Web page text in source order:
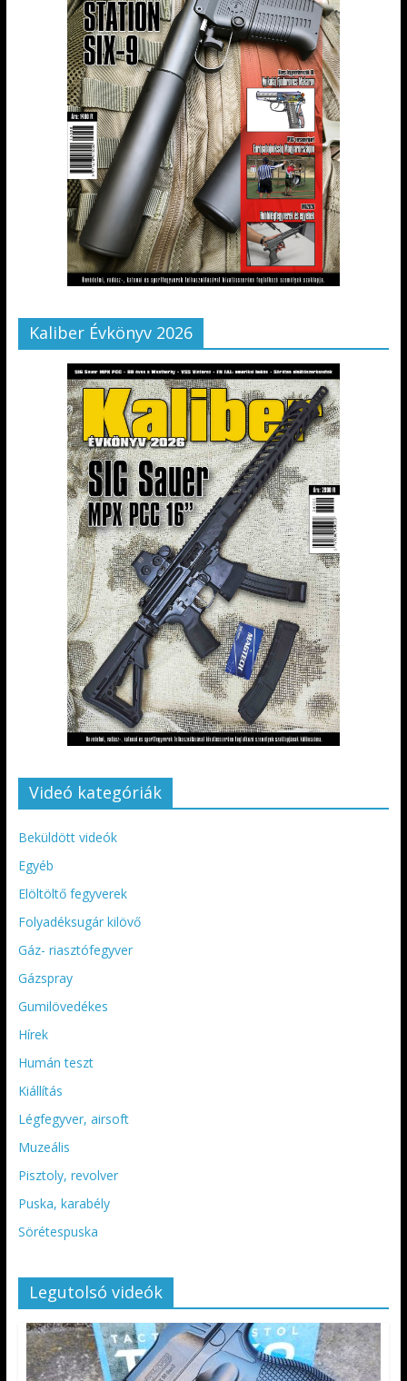
Kaliber Évkönyv 2026
Videó kategóriák
Beküldött videók
Egyéb
Elöltöltő fegyverek
Folyadéksugár kilövő
Gáz- riasztófegyver
Gázspray
Gumilövedékes
Hírek
Humán teszt
Kiállítás
Légfegyver, airsoft
Muzeális
Pisztoly, revolver
Puska, karabély
Sörétespuska
Legutolsó videók